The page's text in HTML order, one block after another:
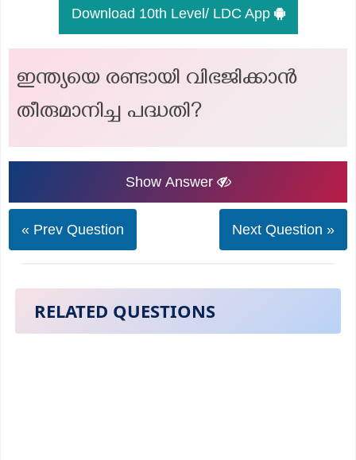
Download 10th Level/ LDC App
ഇന്ത്യയെ രണ്ടായി വിഭജിക്കാൻ
തീരുമാനിച്ച പദ്ധതി?
Show Answer
« Prev Question Next Question »
RELATED QUESTIONS